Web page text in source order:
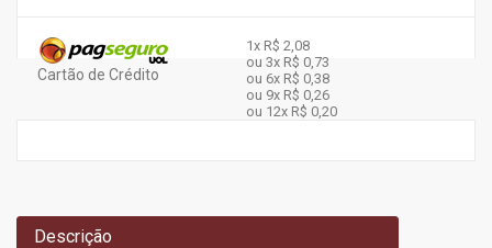
Cartão de Crédito
1x R$ 2,08
ou 3x R$ 0,73
ou 6x R$ 0,38
ou 9x R$ 0,26
ou 12x R$ 0,20
Descrição